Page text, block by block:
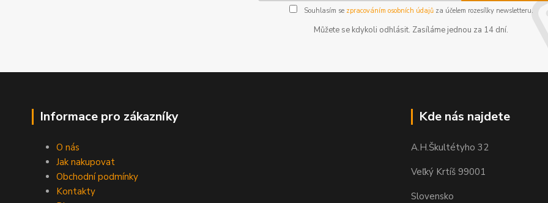
Souhlasím se zpracováním osobních údajůza účelem rozesílky newsletteru.
Můžete se kdykoli odhlásit. Zasíláme jednou za 14 dní.
Informace pro zákazníky
O nás
Jak nakupovat
Obchodní podmínky
Kontakty
Kde nás najdete
A.H.Škultétyho 32
Veľký Krtíš 99001
Slovensko